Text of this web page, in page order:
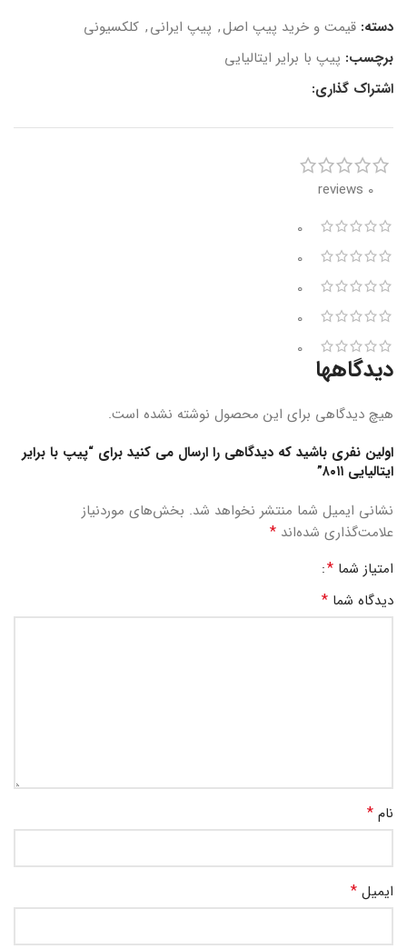
دسته: قیمت و خرید پیپ اصل, پیپ ایرانی, کلکسیونی
برچسب: پیپ با برایر ایتالیایی
اشتراک گذاری:
0 reviews
0
0
0
0
0
دیدگاهها
هیچ دیدگاهی برای این محصول نوشته نشده است.
اولین نفری باشید که دیدگاهی را ارسال می کنید برای “پیپ با برایر
ایتالیایی ۸۰۱۱”
نشانی ایمیل شما منتشر نخواهد شد. بخش‌های موردنیاز
علامت‌گذاری شده‌اند *
امتیاز شما *
دیدگاه شما *
نام *
ایمیل *